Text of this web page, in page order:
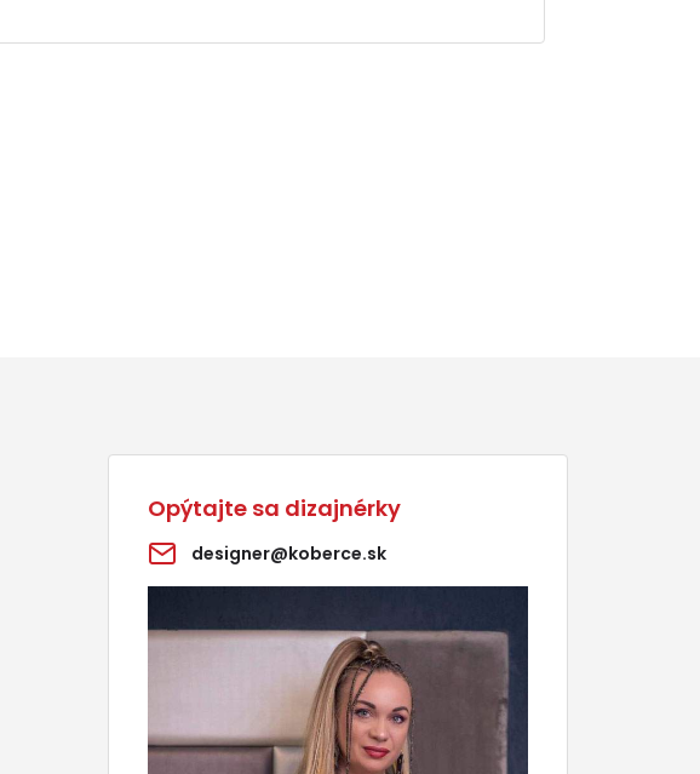
Opýtajte sa dizajnérky
designer@koberce.sk